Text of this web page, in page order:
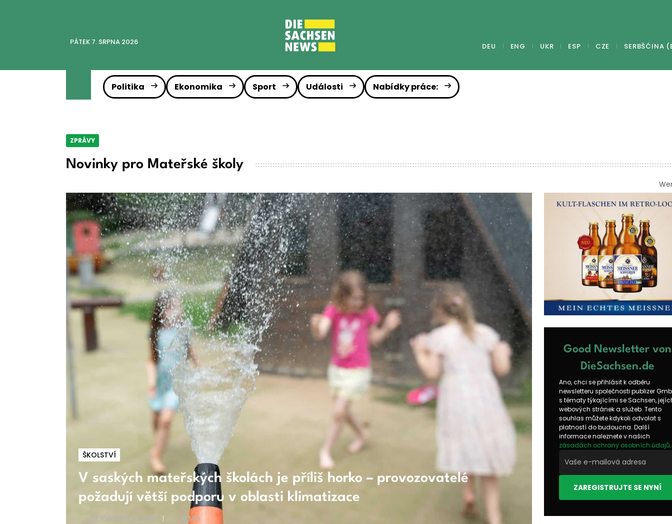
PÁTEK 7. SRPNA 2026 DEU ENG UKR ESP CZE SERBŠĆINA
Politika Ekonomika Sport Události Nabídky práce:
ZPRÁVY
Novinky pro Mateřské školy
ŠKOLSTVÍ
V saských mateřských školách je příliš horko – provozovatelé
požadují větší podporu v oblasti klimatizace
19. Července 2026 5 Min
Good Newsletter von
DieSachsen.de
Ano, chci se přihlásit k odběru
newsletteru společnosti publizer
s tématy týkajícími se Sachsen,
webových stránek a služeb. Tento
souhlas můžete kdykoli odvolat s
platností do budoucna. Další
informace naleznete v našich
zásadách ochrany osobních údajů.
ZAREGISTRUJTE SE NYNÍ